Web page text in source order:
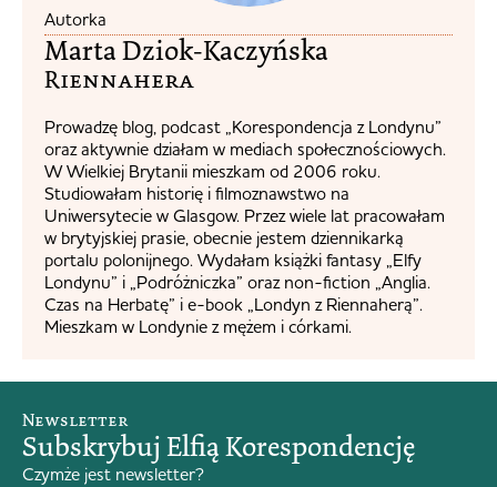
Autorka
Marta Dziok-Kaczyńska
Riennahera​
Prowadzę blog, podcast „Korespondencja z Londynu”
oraz aktywnie działam w mediach społecznościowych.
W Wielkiej Brytanii mieszkam od 2006 roku.
Studiowałam historię i filmoznawstwo na
Uniwersytecie w Glasgow. Przez wiele lat pracowałam
w brytyjskiej prasie, obecnie jestem dziennikarką
portalu polonijnego. Wydałam książki fantasy „Elfy
Londynu” i „Podróżniczka” oraz non-fiction „Anglia.
Czas na Herbatę” i e-book „Londyn z Riennaherą”.
Mieszkam w Londynie z mężem i córkami.
Newsletter
Subskrybuj Elfią Korespondencję
Czymże jest newsletter?